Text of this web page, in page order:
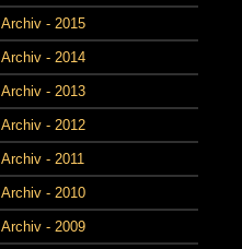
Archiv - 2015
Archiv - 2014
Archiv - 2013
Archiv - 2012
Archiv - 2011
Archiv - 2010
Archiv - 2009